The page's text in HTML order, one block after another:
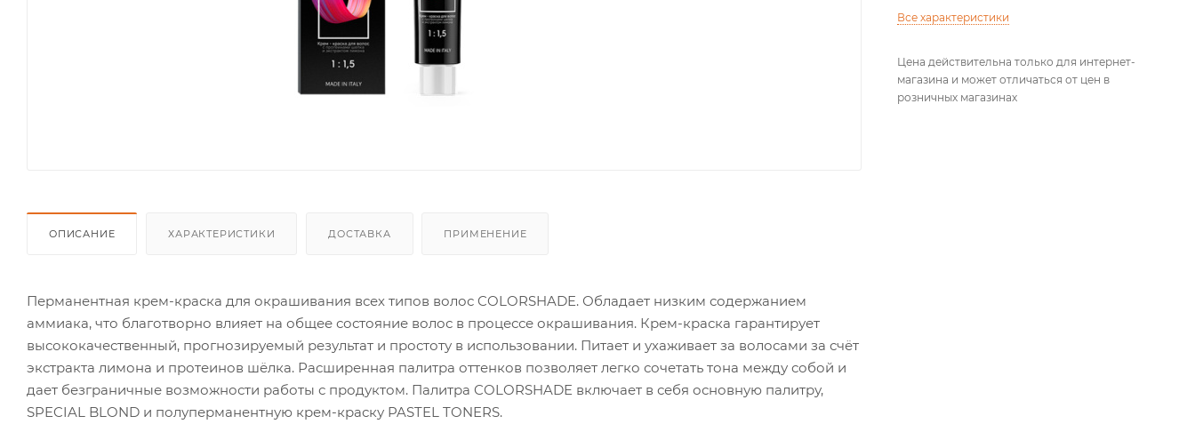
ОПИСАНИЕ ХАРАКТЕРИСТИКИ ДОСТАВКА ПРИМЕНЕНИЕ
Перманентная крем-краска для окрашивания всех типов волос COLORSHADE. Обладает низким содержанием
аммиака, что благотворно влияет на общее состояние волос в процессе окрашивания. Крем-краска гарантирует
высококачественный, прогнозируемый результат и простоту в использовании. Питает и ухаживает за волосами за счёт
экстракта лимона и протеинов шёлка. Расширенная палитра оттенков позволяет легко сочетать тона между собой и
дает безграничные возможности работы с продуктом. Палитра COLORSHADE включает в себя основную палитру,
SPECIAL BLOND и полуперманентную крем-краску PASTEL TONERS.
Все характеристики
Цена действительна только для интернет-
магазина и может отличаться от цен в
розничных магазинах